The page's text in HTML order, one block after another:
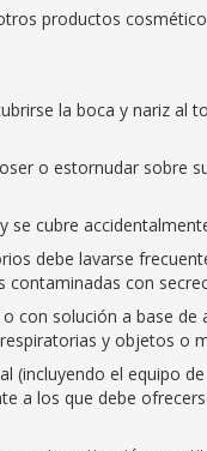
productos
la boca y nariz al
o estornudar sobre
se cubre
debe lavarse
con
con solución a base
y objetos o
(incluyendo el equipo
a los que debe